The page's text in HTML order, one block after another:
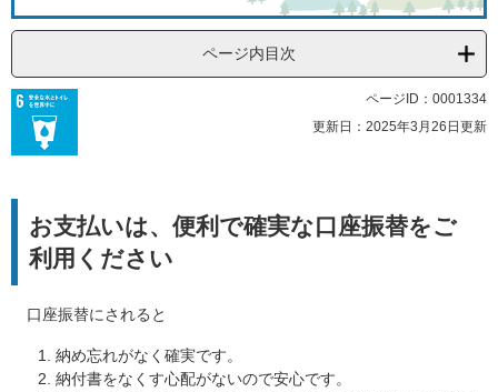
ページ内目次
ページID：0001334
更新日：2025年3月26日更新
お支払いは、便利で確実な口座振替をご
利用ください
口座振替にされると
納め忘れがなく確実です。
納付書をなくす心配がないので安心です。